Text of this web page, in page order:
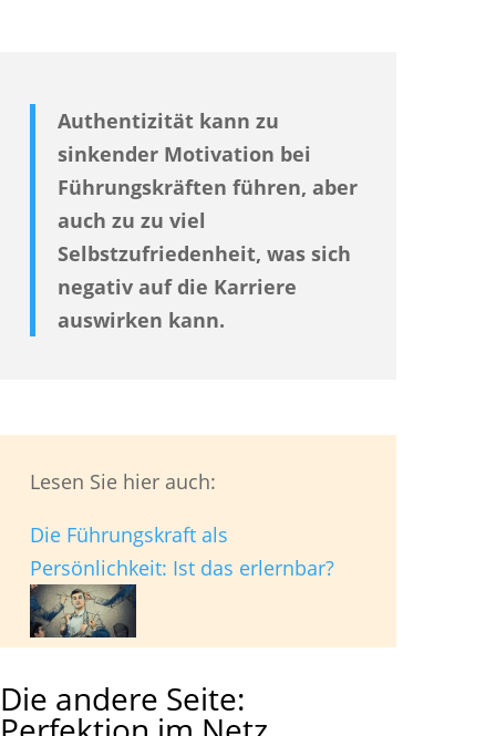
Authentizität kann zu
sinkender Motivation bei
Führungskräften führen, aber
auch zu zu viel
Selbstzufriedenheit, was sich
negativ auf die Karriere
auswirken kann.
Lesen Sie hier auch:
Die Führungskraft als
Persönlichkeit: Ist das erlernbar?
Die andere Seite: